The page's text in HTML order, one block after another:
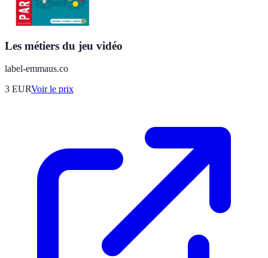
Les métiers du jeu vidéo
label-emmaus.co
3 EURVoir le prix